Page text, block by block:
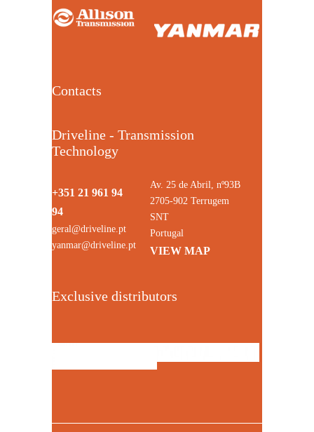
Contacts
Driveline - Transmission
Technology
+351 21 961 94
94
geral@driveline.pt
yanmar@driveline.pt
Av. 25 de Abril, nº93B
2705-902 Terrugem
SNT
Portugal
VIEW MAP
Exclusive distributors